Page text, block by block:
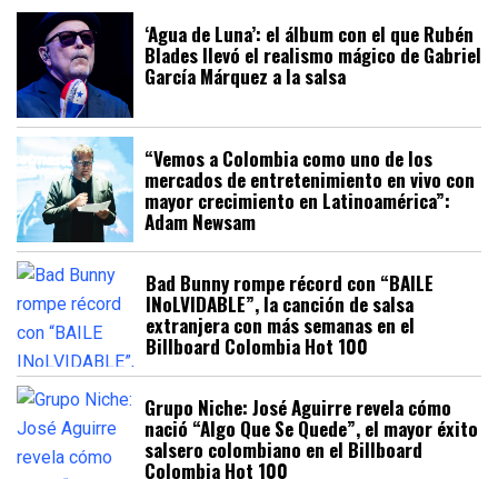
‘Agua de Luna’: el álbum con el que Rubén
Blades llevó el realismo mágico de Gabriel
García Márquez a la salsa
“Vemos a Colombia como uno de los
mercados de entretenimiento en vivo con
mayor crecimiento en Latinoamérica”:
Adam Newsam
Bad Bunny rompe récord con “BAILE
INoLVIDABLE”, la canción de salsa
extranjera con más semanas en el
Billboard Colombia Hot 100
Grupo Niche: José Aguirre revela cómo
nació “Algo Que Se Quede”, el mayor éxito
salsero colombiano en el Billboard
Colombia Hot 100